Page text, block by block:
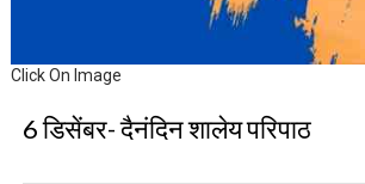
Click On Image
6 डिसेंबर- दैनंदिन शालेय परिपाठ